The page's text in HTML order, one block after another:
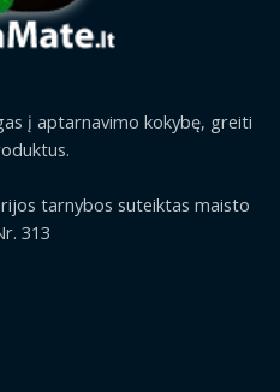
į aptarnavimo kokybę, greiti
tarnybos suteiktas maisto
313